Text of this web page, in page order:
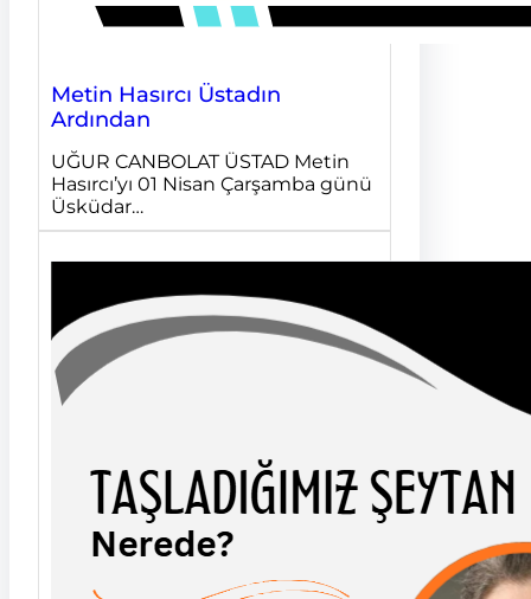
Metin Hasırcı Üstadın
Ardından
UĞUR CANBOLAT ÜSTAD Metin
Hasırcı’yı 01 Nisan Çarşamba günü
Üsküdar…